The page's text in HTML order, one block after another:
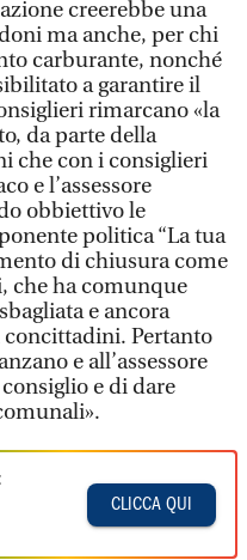
creerebbe una
ma anche, per chi
carburante, nonché
a garantire il
rimarcano «la
da parte della
che con i consiglieri
e l’assessore
obbiettivo le
politica “La tua
di chiusura come
che ha comunque
e ancora
concittadini. Pertanto
e all’assessore
e di dare
CLICCA QUI